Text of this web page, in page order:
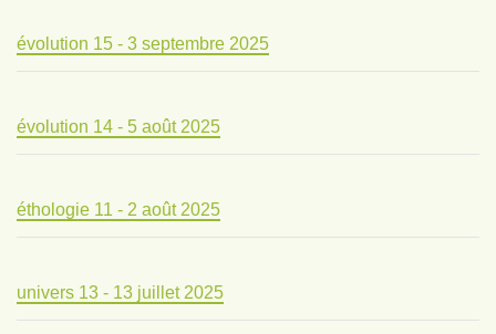
évolution 15 - 3 septembre 2025
évolution 14 - 5 août 2025
éthologie 11 - 2 août 2025
univers 13 - 13 juillet 2025